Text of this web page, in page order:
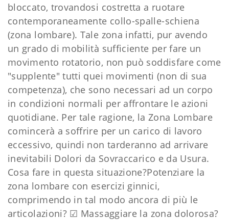
bloccato, trovandosi costretta a ruotare
contemporaneamente collo-spalle-schiena
(zona lombare). Tale zona infatti, pur avendo
un grado di mobilità sufficiente per fare un
movimento rotatorio, non può soddisfare come
"supplente" tutti quei movimenti (non di sua
competenza), che sono necessari ad un corpo
in condizioni normali per affrontare le azioni
quotidiane. Per tale ragione, la Zona Lombare
comincerà a soffrire per un carico di lavoro
eccessivo, quindi non tarderanno ad arrivare
inevitabili Dolori da Sovraccarico e da Usura.
Cosa fare in questa situazione?Potenziare la
zona lombare con esercizi ginnici,
comprimendo in tal modo ancora di più le
articolazioni? ☑ Massaggiare la zona dolorosa?